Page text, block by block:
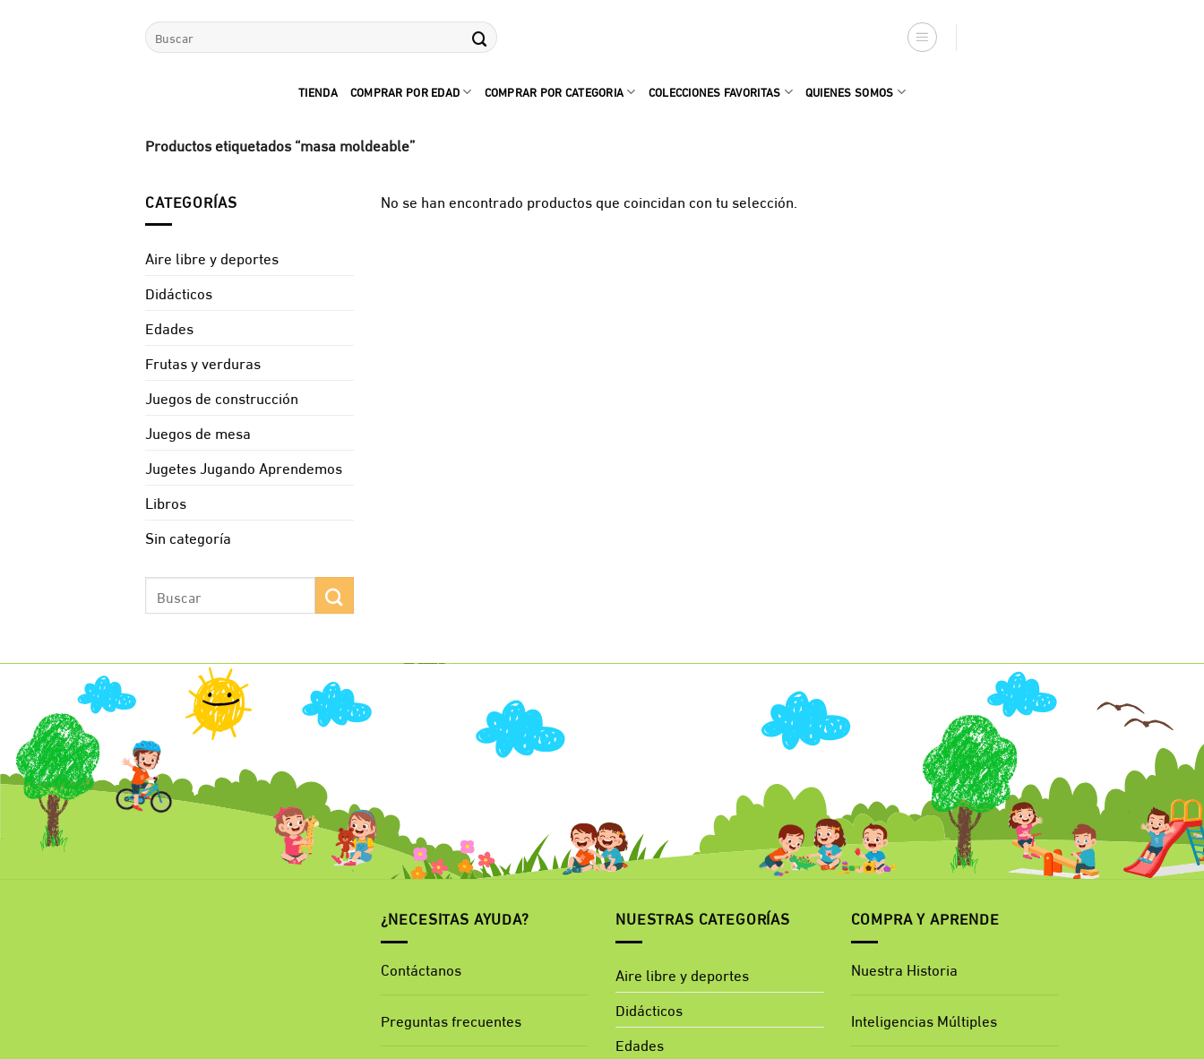
Buscar
por:
TIENDA COMPRAR POR EDAD COMPRAR POR CATEGORIA COLECCIONES FAVORITAS QUIENES SOMOS
Productos etiquetados “masa moldeable”
CATEGORÍAS
Aire libre y deportes
Didácticos
Edades
Frutas y verduras
Juegos de construcción
Juegos de mesa
Jugetes Jugando Aprendemos
Libros
Sin categoría
por:
No se han encontrado productos que coincidan con tu selección.
¿NECESITAS AYUDA?
Contáctanos
Preguntas frecuentes
NUESTRAS CATEGORÍAS
Aire libre y deportes
Didácticos
Edades
COMPRA Y APRENDE
Nuestra Historia
Inteligencias Múltiples